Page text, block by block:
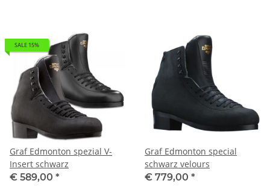
SALE 15%
Graf Edmonton spezial V-
Insert schwarz
€ 589,00 *
Graf Edmonton special
schwarz velours
€ 779,00 *